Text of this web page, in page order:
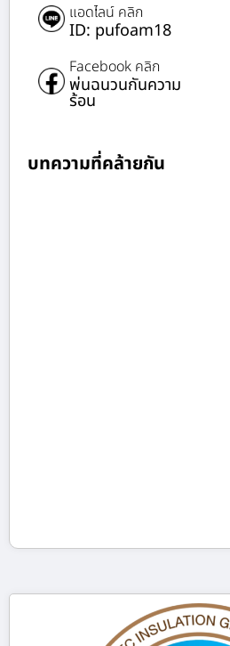
แอดไลน์ คลิก
ID: pufoam18
Facebook คลิก
พ่นฉนวนกันความ
ร้อน
บทความที่คล้ายกัน